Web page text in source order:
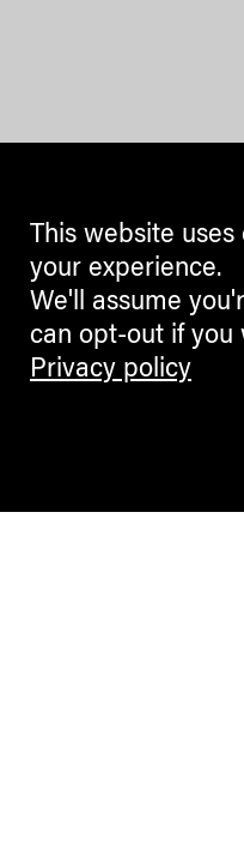
This website
your experience.
We'll assume
can opt-out if you
Privacy policy